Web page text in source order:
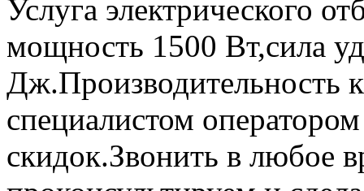
Услуга электрического
мощность 1500 Вт,сила
Дж.Производительность
специалистом
скидок.Звонить в любое